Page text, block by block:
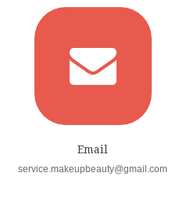
Email
service.makeupbeauty@gmail.com